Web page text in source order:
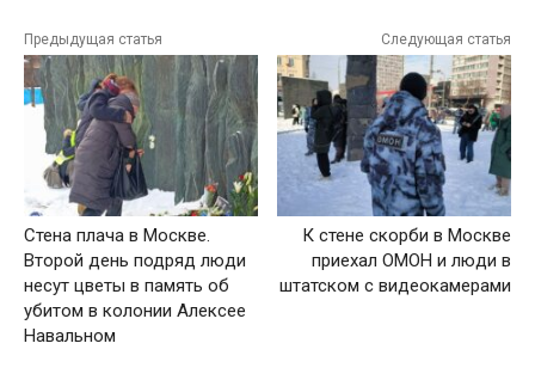
Предыдущая статья
Стена плача в Москве.
Второй день подряд люди
несут цветы в память об
убитом в колонии Алексее
Навальном
Следующая статья
К стене скорби в Москве
приехал ОМОН и люди в
штатском с видеокамерами